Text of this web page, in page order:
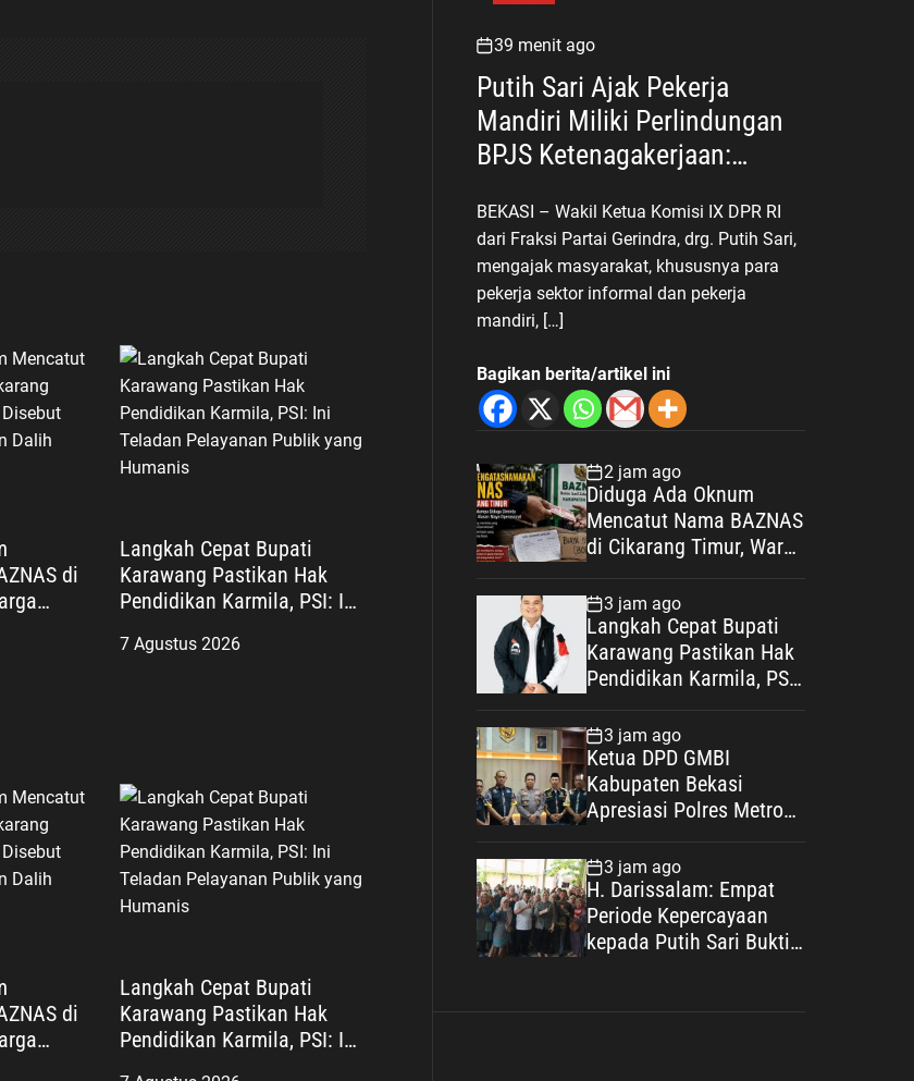
di
Langkah Cepat Bupati
Karawang Pastikan Hak
Pendidikan Karmila, PSI: Ini
yang Humanis
7 Agustus 2026
di
Langkah Cepat Bupati
Karawang Pastikan Hak
Pendidikan Karmila, PSI: Ini
39 menit ago
Putih Sari Ajak Pekerja
Mandiri Miliki Perlindungan
BPJS Ketenagakerjaan:
Pekerja, Wujudkan
Kesejahteraan
BEKASI – Wakil Ketua Komisi IX DPR RI
dari Fraksi Partai Gerindra, drg. Putih Sari,
mengajak masyarakat, khususnya para
pekerja sektor informal dan pekerja
mandiri, […]
Bagikan berita/artikel ini
2 jam ago
Diduga Ada Oknum
Mencatut Nama BAZNAS
di Cikarang Timur, Warga
Uang dengan Dalih Biaya
Operasional
3 jam ago
Langkah Cepat Bupati
Karawang Pastikan Hak
Pendidikan Karmila, PSI:
Publik yang Humanis
3 jam ago
Ketua DPD GMBI
Kabupaten Bekasi
Apresiasi Polres Metro
Masyarakat dan
Kepolisian Demi
Kamtibmas yang
Kondusif
3 jam ago
H. Darissalam: Empat
Periode Kepercayaan
kepada Putih Sari Bukti